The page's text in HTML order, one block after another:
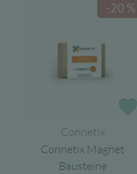
-20 %
Connetix
Connetix Magnet
Bausteine